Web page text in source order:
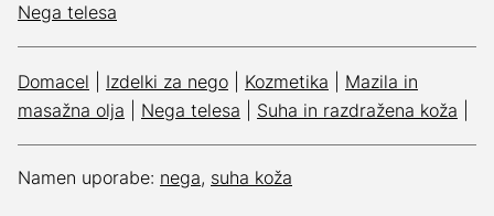
Nega telesa
Domacel Izdelki za nego Kozmetika
Mazila in
masažna olja
Nega telesa Suha in razdražena koža
Namen uporabe: nega, suha koža